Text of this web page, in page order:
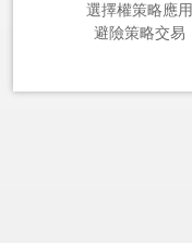
選擇權策略應用
避險策略交易